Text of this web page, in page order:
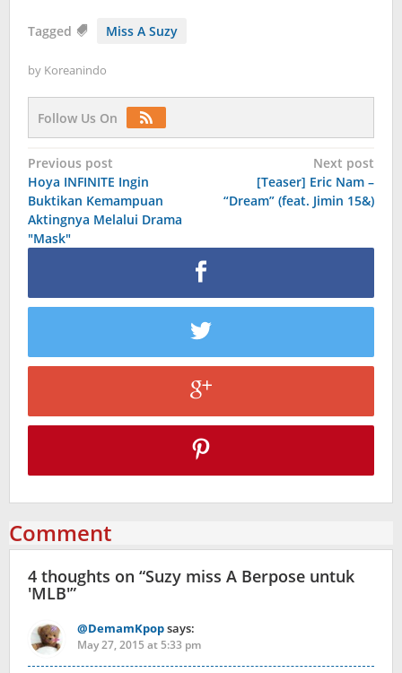
Tagged Miss A Suzy
by Koreanindo
Follow Us On
Post
navigation
Previous post
Hoya INFINITE Ingin
Buktikan Kemampuan
Aktingnya Melalui Drama
"Mask"
Next post
[Teaser] Eric Nam –
“Dream” (feat. Jimin 15&)
Comment
4 thoughts on “Suzy miss A Berpose untuk
'MLB'”
@DemamKpopsays:
May 27, 2015 at 5:33 pm